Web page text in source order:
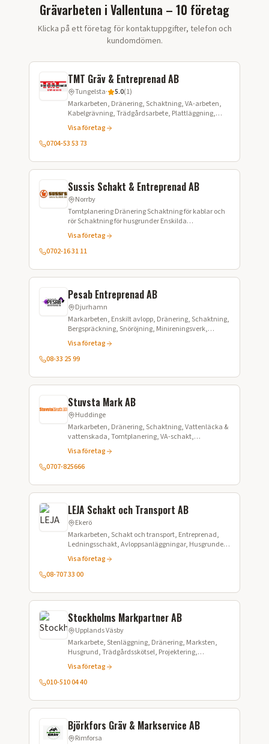
Grävarbeten i Vallentuna – 10 företag
Klicka på ett företag för kontaktuppgifter, telefon och
kundomdömen.
TMT Gräv & Entreprenad AB
Tungelsta· 5.0(1)
Markarbeten, Dränering, Schaktning, VA-arbeten,
Kabelgrävning, Trädgårdsarbete, Plattläggning,
Snöröjning, Transport av grus och matjord,
Fuktisolering
Visa företag
0704-53 53 73
Sussis Schakt & Entreprenad AB
Norrby
Tomtplanering Dränering Schaktning för kablar och
rör Schaktning för husgrunder Enskilda
avloppsanläggningar Asfaltsskärning Dikesrensning
Snöröjning/plogning och sandning Grävning för
fjärrvärme Transport av grus och material
Visa företag
0702-16 31 11
Pesab Entreprenad AB
Djurhamn
Markarbeten, Enskilt avlopp, Dränering, Schaktning,
Bergspräckning, Snöröjning, Minireningsverk,
Grundläggning, Stenläggning, Plattsättning,
Asfaltering, Snöröjning
Visa företag
08-33 25 99
Stuvsta Mark AB
Huddinge
Markarbeten, Dränering, Schaktning, Vattenläcka &
vattenskada, Tomtplanering, VA-schakt,
Kabelschakt, Bergspräckning, Betongbilning,
Stödmurar, Plattläggning, Snöröjning
Visa företag
0707-825666
LEJA Schakt och Transport AB
Ekerö
Markarbeten, Schakt och transport, Entreprenad,
Ledningsschakt, Avloppsanläggningar, Husgrunder,
Dränering, Snöröjning, Containeruthyrning,
Materialleveranser
Visa företag
08-707 33 00
Stockholms Markpartner AB
Upplands Väsby
Markarbete, Stenläggning, Dränering, Marksten,
Husgrund, Trädgårdsskötsel, Projektering,
Projektledning, Anläggning
Visa företag
010-510 04 40
Björkfors Gräv & Markservice AB
Rimforsa